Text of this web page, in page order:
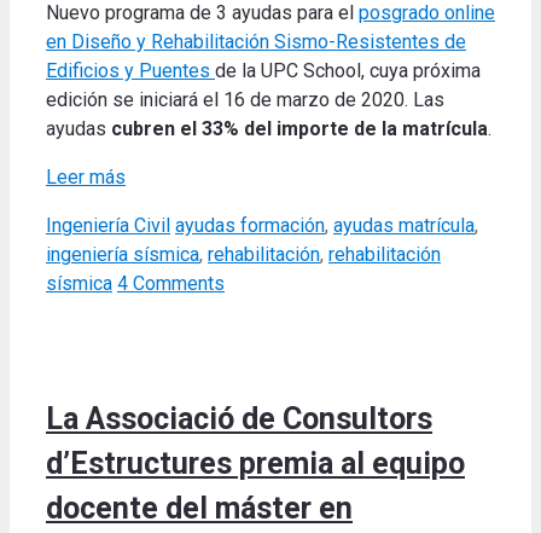
Nuevo programa de 3 ayudas para el posgrado online
en Diseño y Rehabilitación Sismo-Resistentes de
Edificios y Puentes de la UPC School, cuya próxima
edición se iniciará el 16 de marzo de 2020. Las
ayudas cubren el 33% del importe de la matrícula.
Leer más
Categories
Ingeniería Civil Tags
ayudas formación, ayudas matrícula,
ingeniería sísmica, rehabilitación, rehabilitación
sísmica 4 Comments
La Associació de Consultors
d’Estructures premia al equipo
docente del máster en